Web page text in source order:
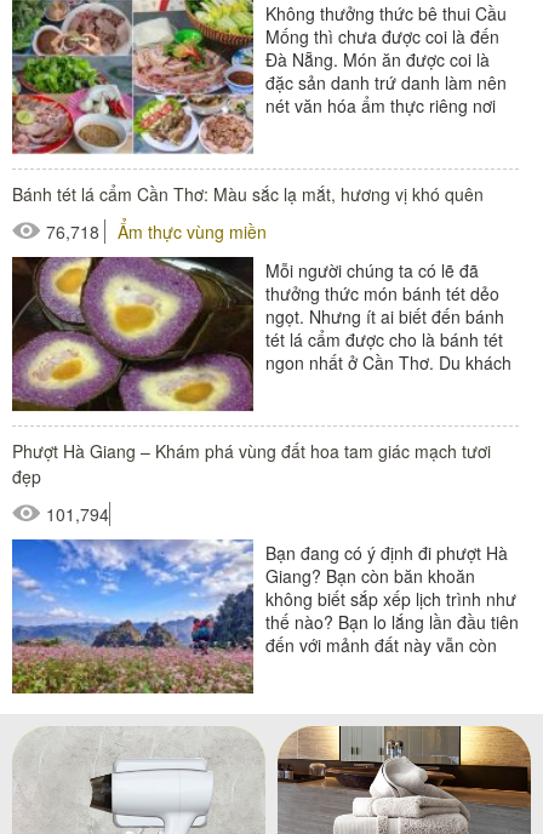
Không thưởng thức bê thui Cầu
Mống thì chưa được coi là đến
Đà Nẵng. Món ăn được coi là
đặc sản danh trứ danh làm nên
nét văn hóa ẩm thực riêng nơi
Bánh tét lá cẩm Cần Thơ: Màu sắc lạ mắt, hương vị khó quên
76,718
Ẩm thực vùng miền
Mỗi người chúng ta có lẽ đã
thưởng thức món bánh tét dẻo
ngọt. Nhưng ít ai biết đến bánh
tét lá cẩm được cho là bánh tét
ngon nhất ở Cần Thơ. Du khách
Phượt Hà Giang – Khám phá vùng đất hoa tam giác mạch tươi
đẹp
101,794
Bạn đang có ý định đi phượt Hà
Giang? Bạn còn băn khoăn
không biết sắp xếp lịch trình như
thế nào? Bạn lo lắng lần đầu tiên
đến với mảnh đất này vẫn còn